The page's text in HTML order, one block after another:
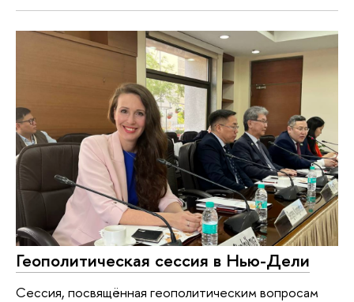
Геополитическая сессия в Нью-Дели
Сессия, посвящённая геополитическим вопросам